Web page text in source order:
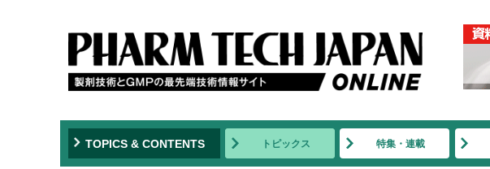
TOPICS & CONTENTS トピックス 特集・連載